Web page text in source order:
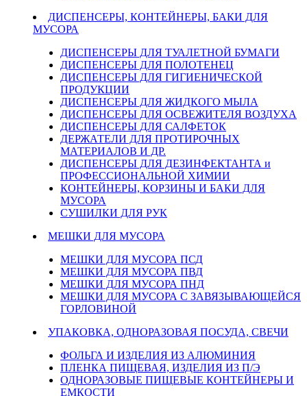
ДИСПЕНСЕРЫ, КОНТЕЙНЕРЫ, БАКИ ДЛЯ
МУСОРА
ДИСПЕНСЕРЫ ДЛЯ ТУАЛЕТНОЙ БУМАГИ
ДИСПЕНСЕРЫ ДЛЯ ПОЛОТЕНЕЦ
ДИСПЕНСЕРЫ ДЛЯ ГИГИЕНИЧЕСКОЙ
ПРОДУКЦИИ
ДИСПЕНСЕРЫ ДЛЯ ЖИДКОГО МЫЛА
ДИСПЕНСЕРЫ ДЛЯ ОСВЕЖИТЕЛЯ ВОЗДУХА
ДИСПЕНСЕРЫ ДЛЯ САЛФЕТОК
ДЕРЖАТЕЛИ ДЛЯ ПРОТИРОЧНЫХ
МАТЕРИАЛОВ И ДР.
ДИСПЕНСЕРЫ ДЛЯ ДЕЗИНФЕКТАНТА и
ПРОФЕССИОНАЛЬНОЙ ХИМИИ
КОНТЕЙНЕРЫ, КОРЗИНЫ И БАКИ ДЛЯ
МУСОРА
СУШИЛКИ ДЛЯ РУК
МЕШКИ ДЛЯ МУСОРА
МЕШКИ ДЛЯ МУСОРА ПСД
МЕШКИ ДЛЯ МУСОРА ПВД
МЕШКИ ДЛЯ МУСОРА ПНД
МЕШКИ ДЛЯ МУСОРА С ЗАВЯЗЫВАЮЩЕЙСЯ
ГОРЛОВИНОЙ
УПАКОВКА, ОДНОРАЗОВАЯ ПОСУДА, СВЕЧИ
ФОЛЬГА И ИЗДЕЛИЯ ИЗ АЛЮМИНИЯ
ПЛЕНКА ПИЩЕВАЯ, ИЗДЕЛИЯ ИЗ П/Э
ОДНОРАЗОВЫЕ ПИЩЕВЫЕ КОНТЕЙНЕРЫ И
ЕМКОСТИ